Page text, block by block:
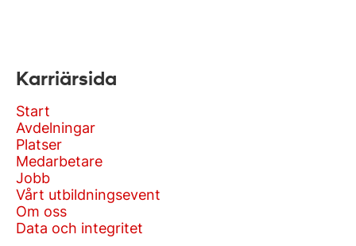
Karriärsida
Start
Avdelningar
Platser
Medarbetare
Jobb
Vårt utbildningsevent
Om oss
Data och integritet